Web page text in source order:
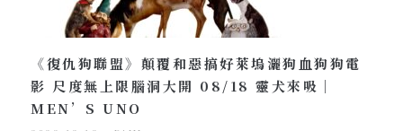
《復仇狗聯盟》顛覆和惡搞好萊塢灑狗血狗狗電
影 尺度無上限腦洞大開 08/18 靈犬來吸｜
MEN’S UNO